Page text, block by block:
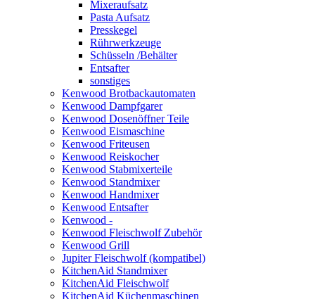
Mixeraufsatz
Pasta Aufsatz
Presskegel
Rührwerkzeuge
Schüsseln /Behälter
Entsafter
sonstiges
Kenwood Brotbackautomaten
Kenwood Dampfgarer
Kenwood Dosenöffner Teile
Kenwood Eismaschine
Kenwood Friteusen
Kenwood Reiskocher
Kenwood Stabmixerteile
Kenwood Standmixer
Kenwood Handmixer
Kenwood Entsafter
Kenwood -
Kenwood Fleischwolf Zubehör
Kenwood Grill
Jupiter Fleischwolf (kompatibel)
KitchenAid Standmixer
KitchenAid Fleischwolf
KitchenAid Küchenmaschinen